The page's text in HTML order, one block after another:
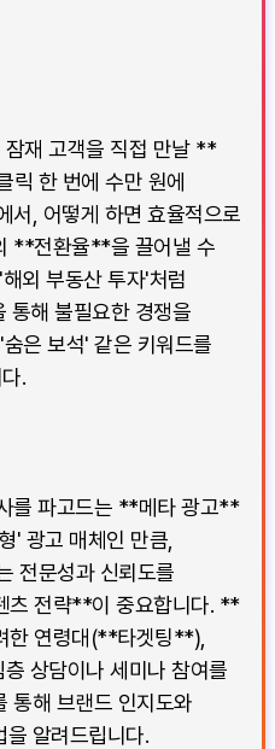
잠재 고객을 직접 만날 **
릭 한 번에 수만 원에
서, 어떻게 하면 효율적으로
**전환율**을 끌어낼 수
외 부동산 투자'처럼
해 불필요한 경쟁을
은 보석' 같은 키워드를
.
를 파고드는 **메타 광고**
' 광고 매체인 만큼,
전문성과 신뢰도를
츠 전략**이 중요합니다. **
한 연령대(**타겟팅**),
상담이나 세미나 참여를
통해 브랜드 인지도와
을 알려드립니다.